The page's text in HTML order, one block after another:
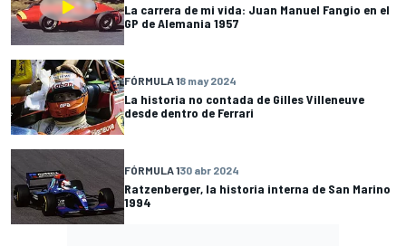
La carrera de mi vida: Juan Manuel Fangio en el
GP de Alemania 1957
FÓRMULA 18 may 2024
La historia no contada de Gilles Villeneuve
desde dentro de Ferrari
FÓRMULA 130 abr 2024
Ratzenberger, la historia interna de San Marino
1994